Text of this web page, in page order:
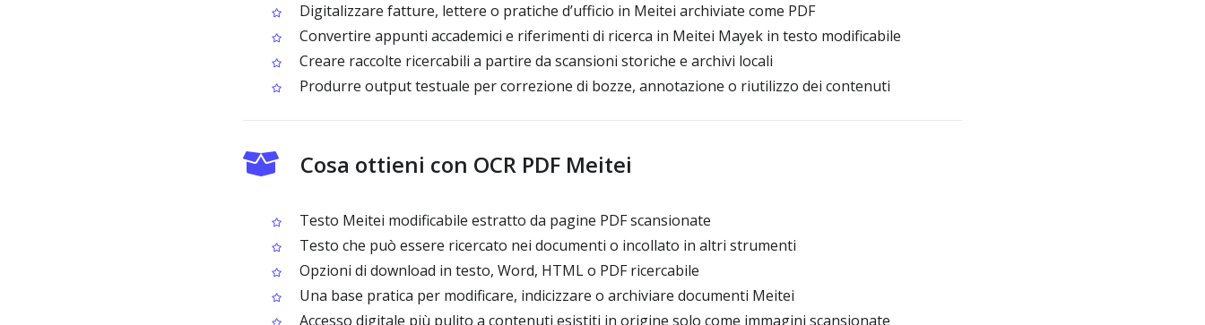
Digitalizzare fatture, lettere o pratiche d’ufficio in Meitei archiviate come PDF
Convertire appunti accademici e riferimenti di ricerca in Meitei Mayek in testo modificabile
Creare raccolte ricercabili a partire da scansioni storiche e archivi locali
Produrre output testuale per correzione di bozze, annotazione o riutilizzo dei contenuti
Cosa ottieni con OCR PDF Meitei
Testo Meitei modificabile estratto da pagine PDF scansionate
Testo che può essere ricercato nei documenti o incollato in altri strumenti
Opzioni di download in testo, Word, HTML o PDF ricercabile
Una base pratica per modificare, indicizzare o archiviare documenti Meitei
Accesso digitale più pulito a contenuti esistiti in origine solo come immagini scansionate